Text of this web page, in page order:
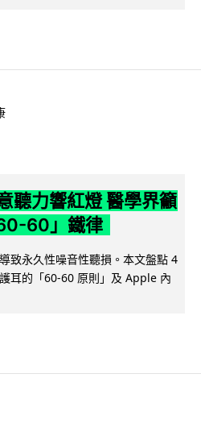
聽力響紅燈 醫學界籲
60」鐵律
致永久性噪音性聽損。本文盤點 4
耳的「60-60 原則」及 Apple 內